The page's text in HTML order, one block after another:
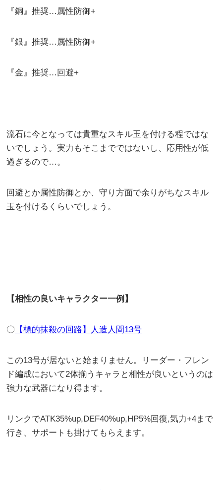
『銅』推奨…属性防御+
『銀』推奨…属性防御+
『金』推奨…回避+
流石に今となっては貴重なスキル玉を付ける程ではな
いでしょう。実力もそこまでではないし、応用性が低
過ぎるので…。
回避とか属性防御とか、守り方面で余りがちなスキル
玉を付けるくらいでしょう。
【相性の良いキャラクター一例】
〇 【標的抹殺の回路】人造人間13号
この13号が居ないと始まりません。リーダー・フレン
ド編成において2体揃うキャラと相性が良いというのは
強力な武器になり得ます。
リンクでATK35%up,DEF40%up,HP5%回復,気力+4まで
行き、サポートも掛けてもらえます。